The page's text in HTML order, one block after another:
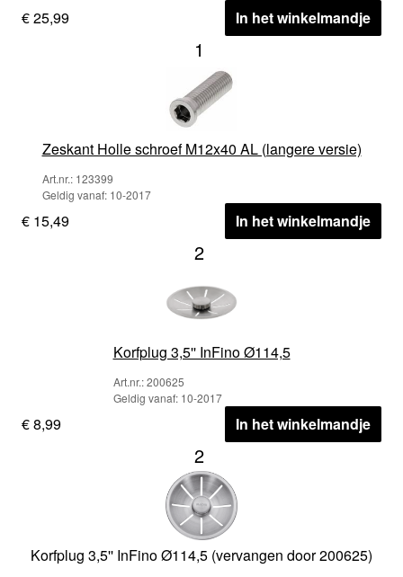
€ 25,99 In het winkelmandje
1
Zeskant Holle schroef M12x40 AL (langere versie)
Art.nr.: 123399
Geldig vanaf: 10-2017
€ 15,49 In het winkelmandje
2
Korfplug 3,5'' InFino Ø114,5
Art.nr.: 200625
Geldig vanaf: 10-2017
€ 8,99 In het winkelmandje
2
Korfplug 3,5'' InFino Ø114,5 (vervangen door 200625)